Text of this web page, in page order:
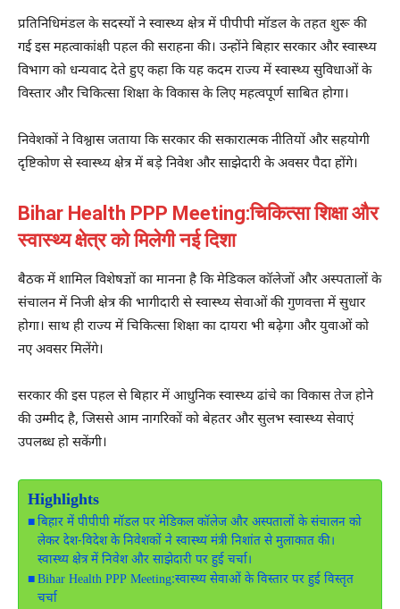
प्रतिनिधिमंडल के सदस्यों ने स्वास्थ्य क्षेत्र में पीपीपी मॉडल के तहत शुरू की
गई इस महत्वाकांक्षी पहल की सराहना की। उन्होंने बिहार सरकार और स्वास्थ्य
विभाग को धन्यवाद देते हुए कहा कि यह कदम राज्य में स्वास्थ्य सुविधाओं के
विस्तार और चिकित्सा शिक्षा के विकास के लिए महत्वपूर्ण साबित होगा।
निवेशकों ने विश्वास जताया कि सरकार की सकारात्मक नीतियों और सहयोगी
दृष्टिकोण से स्वास्थ्य क्षेत्र में बड़े निवेश और साझेदारी के अवसर पैदा होंगे।
Bihar Health PPP Meeting:चिकित्सा शिक्षा और
स्वास्थ्य क्षेत्र को मिलेगी नई दिशा
बैठक में शामिल विशेषज्ञों का मानना है कि मेडिकल कॉलेजों और अस्पतालों के
संचालन में निजी क्षेत्र की भागीदारी से स्वास्थ्य सेवाओं की गुणवत्ता में सुधार
होगा। साथ ही राज्य में चिकित्सा शिक्षा का दायरा भी बढ़ेगा और युवाओं को
नए अवसर मिलेंगे।
सरकार की इस पहल से बिहार में आधुनिक स्वास्थ्य ढांचे का विकास तेज होने
की उम्मीद है, जिससे आम नागरिकों को बेहतर और सुलभ स्वास्थ्य सेवाएं
उपलब्ध हो सकेंगी।
Highlights
बिहार में पीपीपी मॉडल पर मेडिकल कॉलेज और अस्पतालों के संचालन को
लेकर देश-विदेश के निवेशकों ने स्वास्थ्य मंत्री निशांत से मुलाकात की।
स्वास्थ्य क्षेत्र में निवेश और साझेदारी पर हुई चर्चा।
Bihar Health PPP Meeting:स्वास्थ्य सेवाओं के विस्तार पर हुई विस्तृत
चर्चा